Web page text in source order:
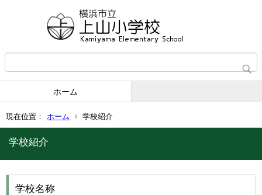
ホーム
現在位置： ホーム 学校紹介
学校紹介
学校名称